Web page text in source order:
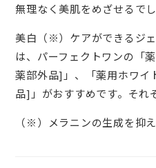
無理なく美肌をめざせるでし
美白（※）ケアができるジ
は、パーフェクトワンの「
薬部外品]」、「薬用ホワイ
品]」がおすすめです。それ
（※）メラニンの生成を抑